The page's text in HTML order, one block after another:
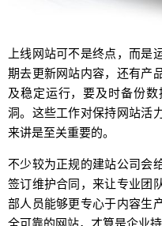
上线网站可不是终点，而是
期去更新网站内容，还有产
及稳定运行，要及时备份
洞。这些工作对保持网站活
来讲是至关重要的。
不少较为正规的建站公司会
签订维护合同，来让专业团
部人员能够更专心于内容生